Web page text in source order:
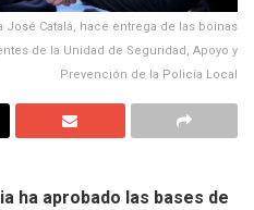
José Catalá, hace entrega de las boinas
de la Unidad de Seguridad, Apoyo y
Prevención de la Policía Local
ha aprobado las bases de